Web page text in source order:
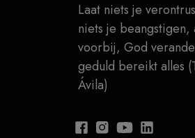
Laat niets je
niets je beangstigen,
voorbij, God
geduld bereikt alles
Ávila)